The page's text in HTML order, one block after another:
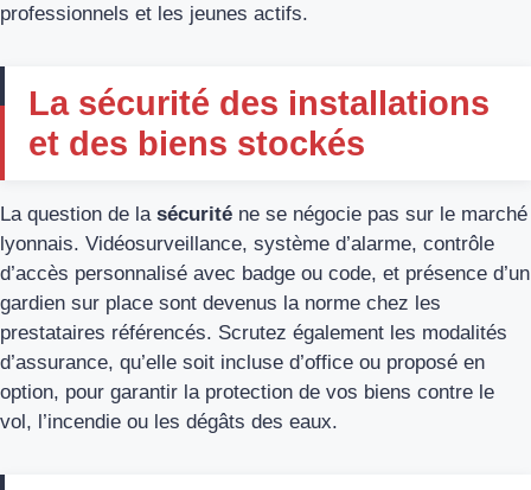
professionnels et les jeunes actifs.
La sécurité des installations
et des biens stockés
La question de la sécurité ne se négocie pas sur le marché
lyonnais. Vidéosurveillance, système d’alarme, contrôle
d’accès personnalisé avec badge ou code, et présence d’un
gardien sur place sont devenus la norme chez les
prestataires référencés. Scrutez également les modalités
d’assurance, qu’elle soit incluse d’office ou proposé en
option, pour garantir la protection de vos biens contre le
vol, l’incendie ou les dégâts des eaux.